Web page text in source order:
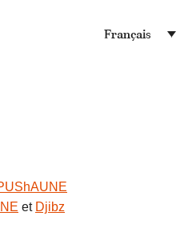
Français
et Djibz